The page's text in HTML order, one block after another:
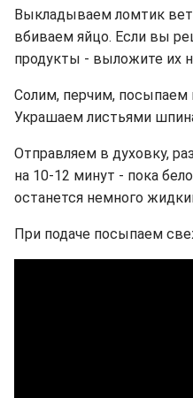
Выкладываем ломтик
вбиваем яйцо. Если вы
продукты - выложите их
Солим, перчим,
Украшаем листьями
Отправляем в духовку,
на 10-12 минут - пока
останется немного
При подаче посыпаем